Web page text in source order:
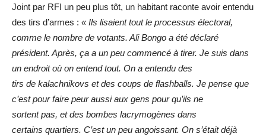
Joint par RFI un peu plus tôt, un habitant raconte avoir entendu
des tirs d’armes : « Ils lisaient tout le processus électoral,
comme le nombre de votants. Ali Bongo a été déclaré
président. Après, ça a un peu commencé à tirer. Je suis dans
un endroit où on entend tout. On a entendu des
tirs de kalachnikovs et des coups de flashballs. Je pense que
c’est pour faire peur aussi aux gens pour qu’ils ne
sortent pas, et des bombes lacrymogènes dans
certains quartiers. C’est un peu angoissant. On s’était déjà